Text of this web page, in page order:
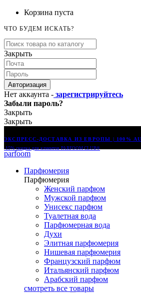
Корзина пуста
ЧТО БУДЕМ ИСКАТЬ?
Закрыть
Авторизация
Нет аккаунта - зарегистрируйтесь
Забыли пароль?
Закрыть
Закрыть
ЭКСПРЕСС-ДОСТАВКА ИЗ ЕВРОПЫ | 100%
-15% скидка для клиентов PARFOOM CLUB®
parfoom
Парфюмерия
Парфюмерия
Женский парфюм
Мужской парфюм
Унисекс парфюм
Туалетная вода
Парфюмерная вода
Духи
Элитная парфюмерия
Нишевая парфюмерия
Французский парфюм
Итальянский парфюм
Арабский парфюм
смотреть все товары